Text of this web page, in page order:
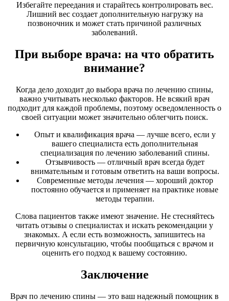
Избегайте переедания и старайтесь контролировать вес.
Лишний вес создает дополнительную нагрузку на
позвоночник и может стать причиной различных
заболеваний.
При выборе врача: на что обратить
внимание?
Когда дело доходит до выбора врача по лечению спины,
важно учитывать несколько факторов. Не всякий врач
подходит для каждой проблемы, поэтому осведомленность о
своей ситуации может значительно облегчить поиск.
Опыт и квалификация врача — лучше всего, если у
вашего специалиста есть дополнительная
специализация по лечению заболеваний спины.
Отзывчивость — отличный врач всегда будет
внимательным и готовым ответить на ваши вопросы.
Современные методы лечения — хороший доктор
постоянно обучается и применяет на практике новые
методы терапии.
Слова пациентов также имеют значение. Не стесняйтесь
читать отзывы о специалистах и искать рекомендации у
знакомых. А если есть возможность, запишитесь на
первичную консультацию, чтобы пообщаться с врачом и
оценить его подход к вашему состоянию.
Заключение
Врач по лечению спины — это ваш надежный помощник в